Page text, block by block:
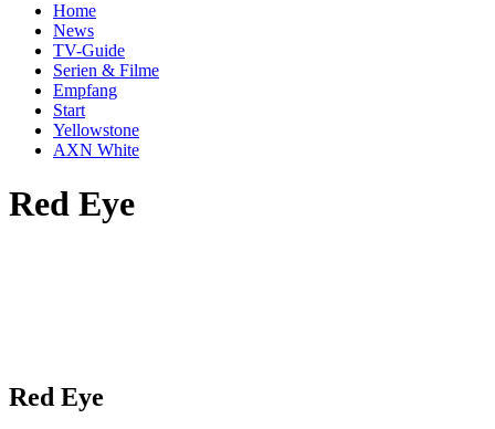
Home
News
TV-Guide
Serien & Filme
Empfang
Start
Yellowstone
AXN White
Red Eye
Red Eye